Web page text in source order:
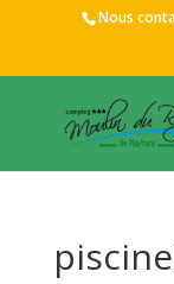
Nous